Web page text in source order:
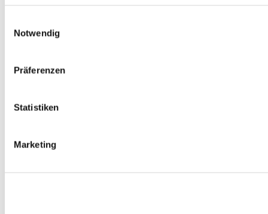
Notwendig
Präferenzen
Statistiken
Marketing